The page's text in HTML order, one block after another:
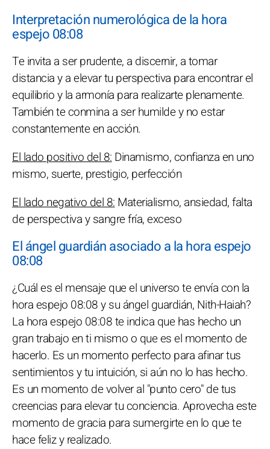
Interpretación numerológica de la hora
espejo 08:08
Te invita a ser prudente, a discernir, a tomar
distancia y a elevar tu perspectiva para encontrar el
equilibrio y la armonía para realizarte plenamente.
También te conmina a ser humilde y no estar
constantemente en acción.
El lado positivo del 8: Dinamismo, confianza en uno
mismo, suerte, prestigio, perfección
El lado negativo del 8: Materialismo, ansiedad, falta
de perspectiva y sangre fría, exceso
El ángel guardián asociado a la hora espejo
08:08
¿Cuál es el mensaje que el universo te envía con la
hora espejo 08:08 y su ángel guardián, Nith-Haiah?
La hora espejo 08:08 te indica que has hecho un
gran trabajo en ti mismo o que es el momento de
hacerlo. Es un momento perfecto para afinar tus
sentimientos y tu intuición, si aún no lo has hecho.
Es un momento de volver al "punto cero" de tus
creencias para elevar tu conciencia. Aprovecha este
momento de gracia para sumergirte en lo que te
hace feliz y realizado.